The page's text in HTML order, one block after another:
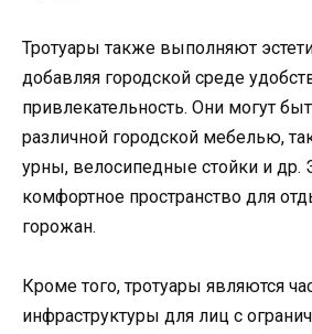
Тротуары также выполняют
добавляя городской среде
привлекательность. Они могут
различной городской мебелью,
урны, велосипедные стойки и др.
комфортное пространство для
горожан.
Кроме того, тротуары являются
инфраструктуры для лиц с